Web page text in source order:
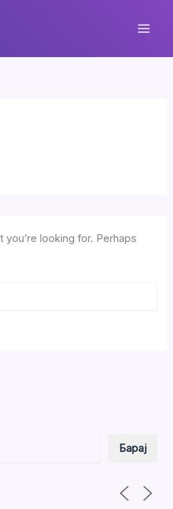
you’re looking for. Perhaps
Барај